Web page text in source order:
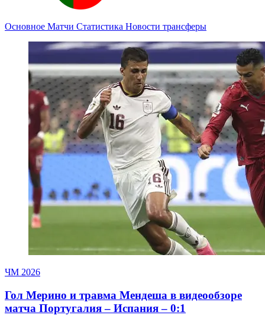
Основное Матчи Статистика Новости трансферы
ЧМ 2026
Гол Мерино и травма Мендеша в видеообзоре
матча Португалия – Испания – 0:1